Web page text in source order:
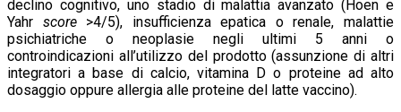
declino cognitivo, uno stadio di malattia avanzato (Hoen e
Yahr score>4/5), insufficienza epatica o renale, malattie
psichiatriche o neoplasie negli ultimi 5 anni o
controindicazioni all’utilizzo del prodotto (assunzione di altri
integratori a base di calcio, vitamina D o proteine ad alto
dosaggio oppure allergia alle proteine del latte vaccino).